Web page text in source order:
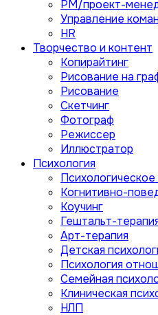
PM/проект-
Управление
HR
Творчество и контент
Копирайтинг
Рисование на
Рисование
Скетчинг
Фотограф
Режиссер
Иллюстратор
Психология
Когнитивно-
Коучинг
Гештальт-
Арт-терапия
Детская
Психология
Семейная
Клиническая
НЛП